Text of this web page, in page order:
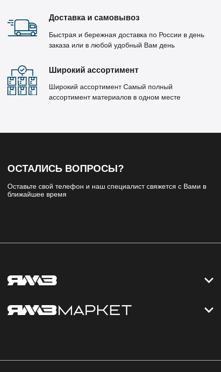
Доставка и самовывоз
Быстрая и бережная доставка по России в день
заказа или в любой удобный Вам день
Широкий ассортимент
Широкий ассортимент Самый полный
ассортимент материалов в одном месте
ОСТАЛИСЬ ВОПРОСЫ?
Оставьте свой телефон и наш специалист свяжется с Вами в
ближайшее время
Контакты